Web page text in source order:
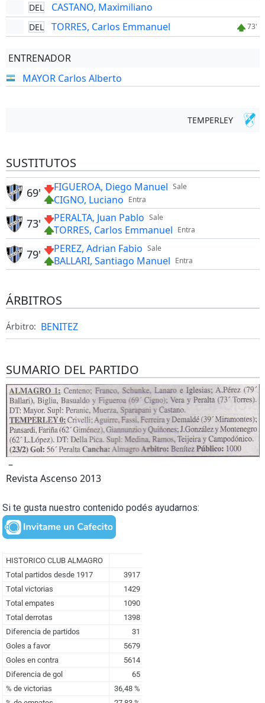
DEL CASTANO, Maximiliano
DEL TORRES, Carlos Emmanuel 73'
ENTRENADOR
MAYOR Carlos Alberto
TEMPERLEY
SUSTITUTOS
Sale
FIGUEROA, Diego Manuel
Entra
CIGNO, Luciano
69'
Sale
PERALTA, Juan Pablo
Entra
TORRES, Carlos Emmanuel
73'
Sale
PEREZ, Adrian Fabio
Entra
BALLARI, Santiago Manuel
79'
ÁRBITROS
Árbitro: BENITEZ
SUMARIO DEL PARTIDO
–
Revista Ascenso 2013
Si te gusta nuestro contenido podés ayudarnos: